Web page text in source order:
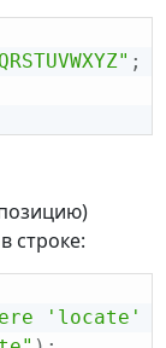
;
строке:
'locate'